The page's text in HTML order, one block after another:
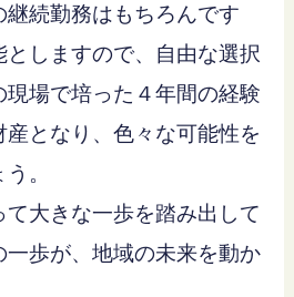
続勤務はもちろんです
しますので、自由な選択
場で培った４年間の経験
となり、色々な可能性を
。
大きな一歩を踏み出して
一歩が、地域の未来を動か